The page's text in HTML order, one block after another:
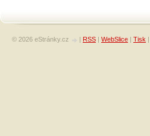
© 2026 eStránky.cz | RSS | WebSlice | Tisk |